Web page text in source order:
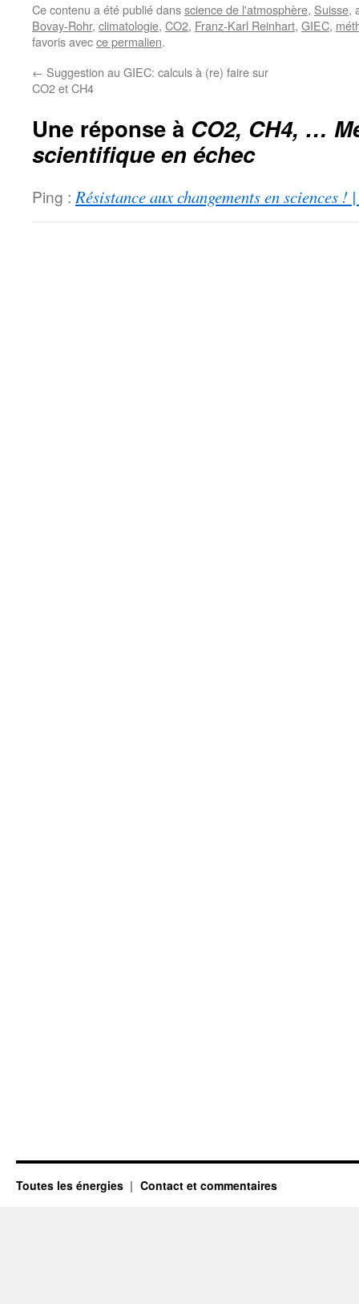
Ce contenu a été publié dansscience de l'atmosphère, Suisse,
Bovay-Rohr, climatologie, CO2, Franz-Karl Reinhart, GIEC,
favoris avecce permalien.
← Suggestion au GIEC: calculs à (re) faire sur
CO2 et CH4
Une réponse à CO2, CH4, …
scientifique en échec
Ping : Résistance aux changements en sciences !
Toutes les énergies Contact et commentaires